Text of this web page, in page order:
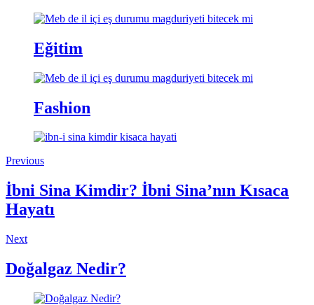
Eğitim
Fashion
Previous
İbni Sina Kimdir? İbni Sina’nın Kısaca
Hayatı
Next
Doğalgaz Nedir?